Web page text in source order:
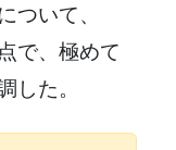
いて、
で、極めて
た。